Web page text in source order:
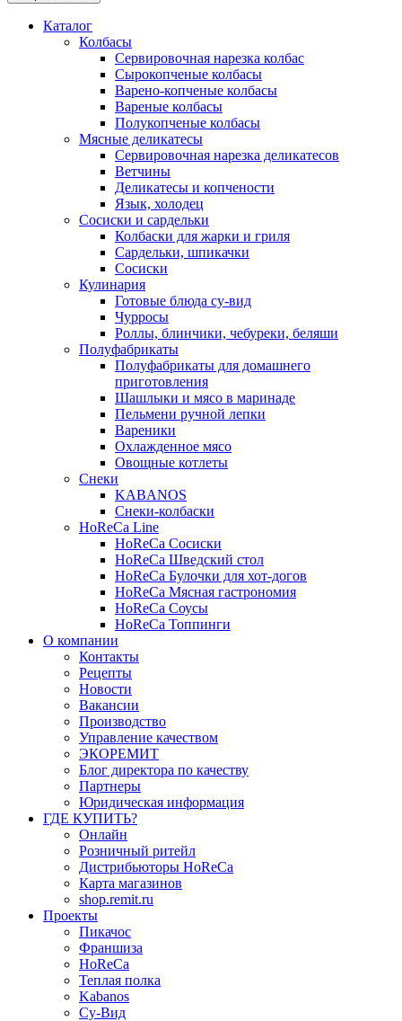
Каталог
Колбасы
Сервировочная нарезка колбас
Сырокопченые колбасы
Варено-копченые колбасы
Вареные колбасы
Полукопченые колбасы
Мясные деликатесы
Сервировочная нарезка деликатесов
Ветчины
Деликатесы и копчености
Язык, холодец
Сосиски и сардельки
Колбаски для жарки и гриля
Сардельки, шпикачки
Сосиски
Кулинария
Готовые блюда су-вид
Чурросы
Роллы, блинчики, чебуреки, беляши
Полуфабрикаты
Полуфабрикаты для домашнего
приготовления
Шашлыки и мясо в маринаде
Пельмени ручной лепки
Вареники
Охлажденное мясо
Овощные котлеты
Снеки
KABANOS
Снеки-колбаски
HoReCa Line
HoReCa Сосиски
HoReCa Шведский стол
HoReCa Булочки для хот-догов
HoReCa Мясная гастрономия
HoReCa Соусы
HoReCa Топпинги
О компании
Контакты
Рецепты
Новости
Вакансии
Производство
Управление качеством
ЭКОРЕМИТ
Блог директора по качеству
Партнеры
Юридическая информация
ГДЕ КУПИТЬ?
Онлайн
Розничный ритейл
Дистрибьюторы HoReCa
Карта магазинов
shop.remit.ru
Проекты
Пикачос
Франшиза
HoReCa
Теплая полка
Kabanos
Су-Вид